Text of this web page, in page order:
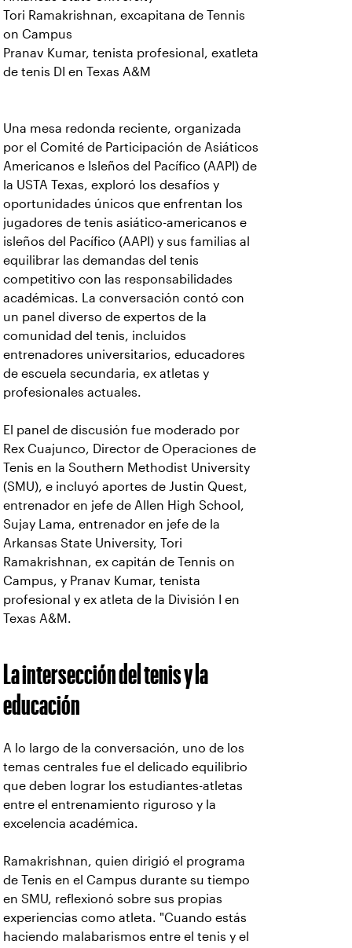
Tori Ramakrishnan, excapitana de Tennis
on Campus
Pranav Kumar, tenista profesional, exatleta
de tenis DI en Texas A&M
Una mesa redonda reciente, organizada
por el Comité de Participación de Asiáticos
Americanos e Isleños del Pacífico (AAPI) de
la USTA Texas, exploró los desafíos y
oportunidades únicos que enfrentan los
jugadores de tenis asiático-americanos e
isleños del Pacífico (AAPI) y sus familias al
equilibrar las demandas del tenis
competitivo con las responsabilidades
académicas. La conversación contó con
un panel diverso de expertos de la
comunidad del tenis, incluidos
entrenadores universitarios, educadores
de escuela secundaria, ex atletas y
profesionales actuales.
El panel de discusión fue moderado por
Rex Cuajunco, Director de Operaciones de
Tenis en la Southern Methodist University
(SMU), e incluyó aportes de Justin Quest,
entrenador en jefe de Allen High School,
Sujay Lama, entrenador en jefe de la
Arkansas State University, Tori
Ramakrishnan, ex capitán de Tennis on
Campus, y Pranav Kumar, tenista
profesional y ex atleta de la División I en
Texas A&M.
La intersección del tenis y la
educación
A lo largo de la conversación, uno de los
temas centrales fue el delicado equilibrio
que deben lograr los estudiantes-atletas
entre el entrenamiento riguroso y la
excelencia académica.
Ramakrishnan, quien dirigió el programa
de Tenis en el Campus durante su tiempo
en SMU, reflexionó sobre sus propias
experiencias como atleta. "Cuando estás
haciendo malabarismos entre el tenis y el